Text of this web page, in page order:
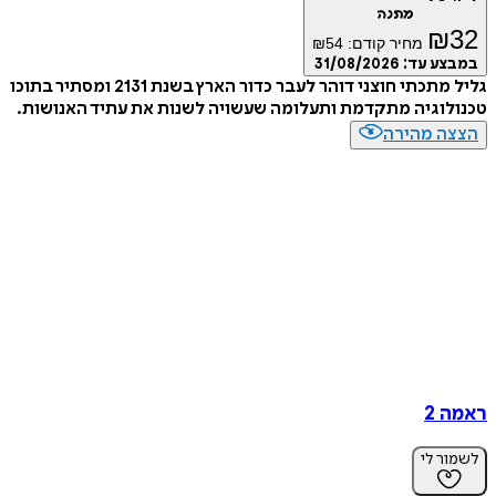
₪ מחיר קודם: ₪54
עד:31/08/2026
גליל מתכתי חוצני דוהר לעבר כדור הארץ בשנת 2131 ומסתיר בתוכו
מתקדמת ותעלומה שעשויה לשנות את עתיד האנושות.
מהירה
2
לי